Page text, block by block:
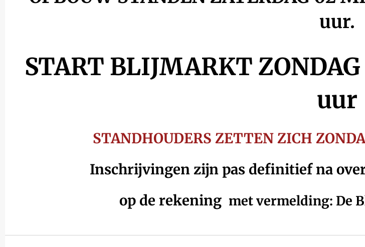
uur.
START BLIJMARKT
uur
STANDHOUDERS ZETTEN ZICH
Inschrijvingen zijn pas definitief na
op de rekening met vermelding: De